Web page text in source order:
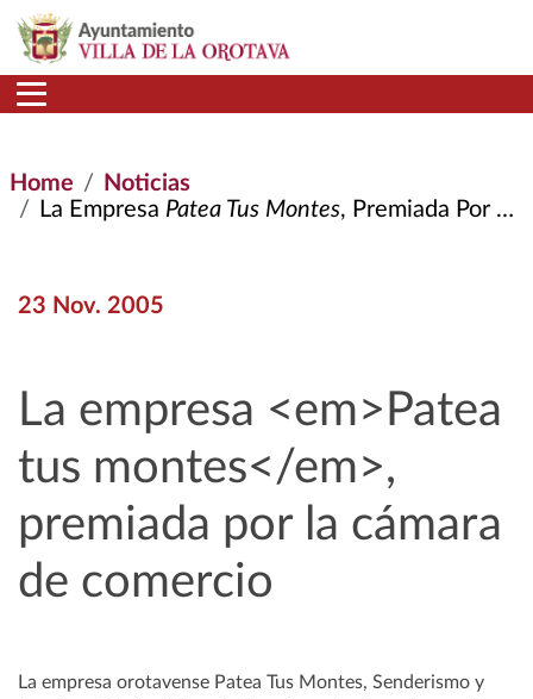
Skip to main content
Home
Noticias
La Empresa Patea Tus Montes, Premiada Por La Cámara de Comercio
23 Nov. 2005
La empresa <em>Patea
tus montes</em>,
premiada por la cámara
de comercio
La empresa orotavense Patea Tus Montes, Senderismo y